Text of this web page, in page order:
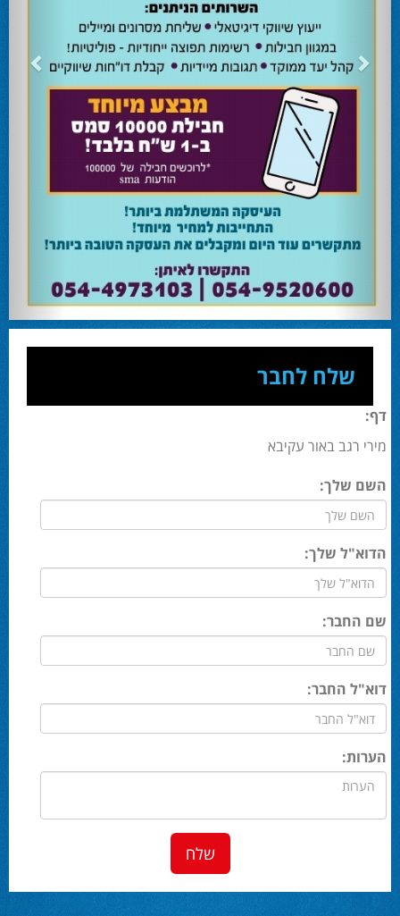
השרה מירי רגב קוראת לבוא ולהצביע ולהשפיע 24.02.24
השרה מירי רגב קוראת לבוא ולהצביע ולהשפיע בבחירות המוניציפליות שיתקיימו ביום
אוהד שגב הפסיד בעכו
עמיחי בן שלוש מקורבו של השר ניר ברקת ניצח את הבחירות בעכו ויכהן כראש העיר.
מחל זכתה במנדט אחד בבאר שבע
עו''ד אמנון כהן שעומד בראש רשימת מחל למועצת העיר זכה במנדט אחד ואילו שמעון
בוקר שהתמודד אף הוא למועצה לא הצליח להיבחר.
המשבר בליכוד העולמי 23.10.24
האם ההסכם של מיקי זוהר מחזק את הימין או השמאל? האם ההסכם חוקי או לא?שמירה
או הדחה? ומה יחליט בעתיד המרכז? עוד שנה בחירות בליכוד העולמי . הכל במגזין
המלא - עמ' 4.
שלח לחבר
דף:
מירי רגב באור עקיבא
השם שלך:
הדוא"ל שלך:
שם החבר:
דוא"ל החבר:
הערות: